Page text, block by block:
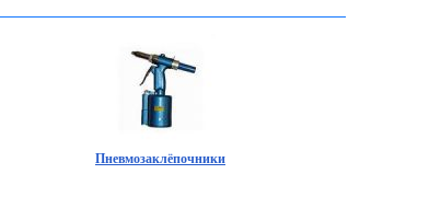
Пневмозаклёпочники